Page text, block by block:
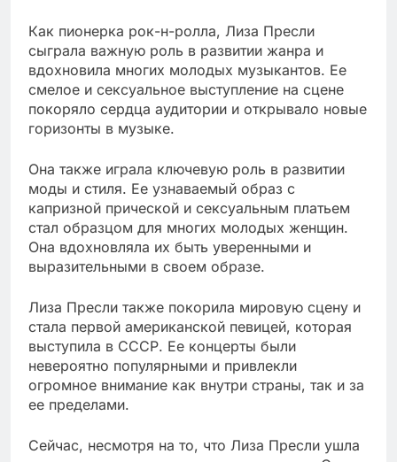
Как пионерка рок-н-ролла, Лиза Пресли
сыграла важную роль в развитии жанра и
вдохновила многих молодых музыкантов. Ее
смелое и сексуальное выступление на сцене
покоряло сердца аудитории и открывало новые
горизонты в музыке.
Она также играла ключевую роль в развитии
моды и стиля. Ее узнаваемый образ с
капризной прической и сексуальным платьем
стал образцом для многих молодых женщин.
Она вдохновляла их быть уверенными и
выразительными в своем образе.
Лиза Пресли также покорила мировую сцену и
стала первой американской певицей, которая
выступила в СССР. Ее концерты были
невероятно популярными и привлекли
огромное внимание как внутри страны, так и за
ее пределами.
Сейчас, несмотря на то, что Лиза Пресли ушла